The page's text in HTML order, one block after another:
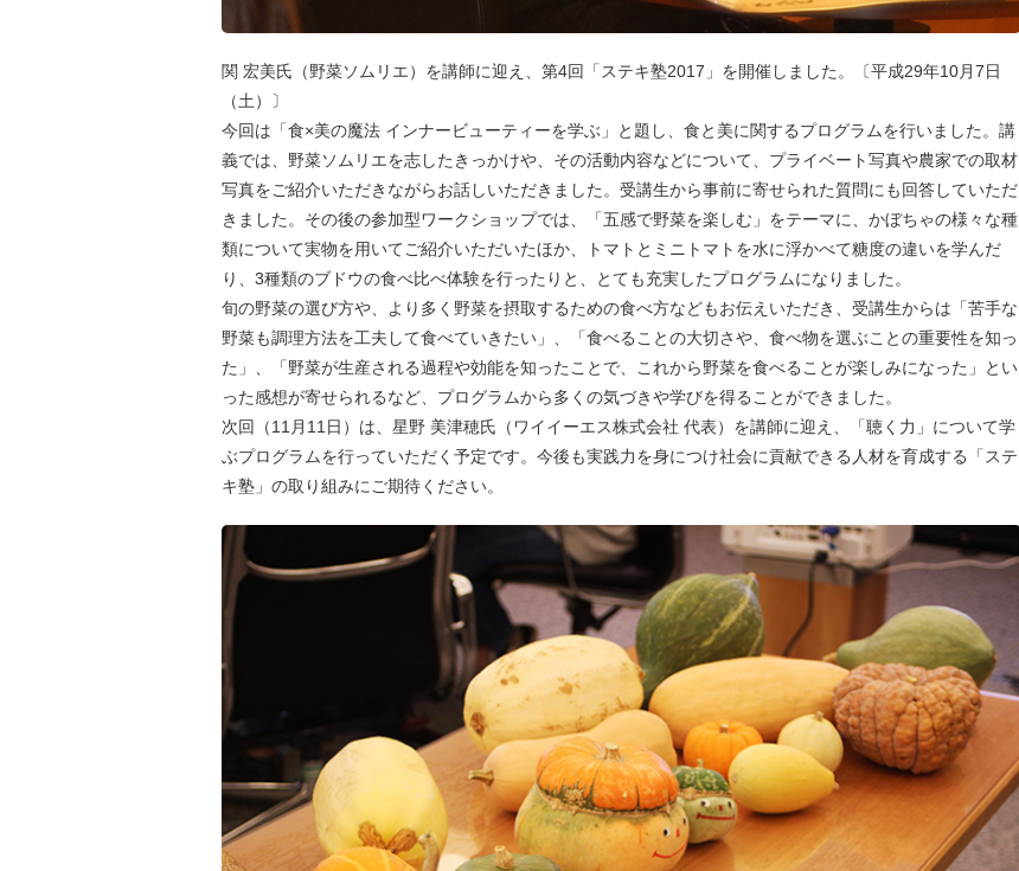
関 宏美氏（野菜ソムリエ）を講師に迎え、第4回「ステキ塾2017」を開催しました。〔平成29年10月7日
（土）〕
今回は「食×美の魔法 インナービューティーを学ぶ」と題し、食と美に関するプログラムを行いました。講
義では、野菜ソムリエを志したきっかけや、その活動内容などについて、プライベート写真や農家での取材
写真をご紹介いただきながらお話しいただきました。受講生から事前に寄せられた質問にも回答していただ
きました。その後の参加型ワークショップでは、「五感で野菜を楽しむ」をテーマに、かぼちゃの様々な種
類について実物を用いてご紹介いただいたほか、トマトとミニトマトを水に浮かべて糖度の違いを学んだ
り、3種類のブドウの食べ比べ体験を行ったりと、とても充実したプログラムになりました。
旬の野菜の選び方や、より多く野菜を摂取するための食べ方などもお伝えいただき、受講生からは「苦手な
野菜も調理方法を工夫して食べていきたい」、「食べることの大切さや、食べ物を選ぶことの重要性を知っ
た」、「野菜が生産される過程や効能を知ったことで、これから野菜を食べることが楽しみになった」とい
った感想が寄せられるなど、プログラムから多くの気づきや学びを得ることができました。
次回（11月11日）は、星野 美津穂氏（ワイイーエス株式会社 代表）を講師に迎え、「聴く力」について学
ぶプログラムを行っていただく予定です。今後も実践力を身につけ社会に貢献できる人材を育成する「ステ
キ塾」の取り組みにご期待ください。